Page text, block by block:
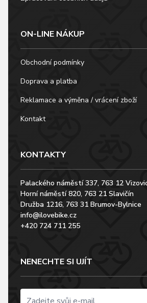
ON-LINE NÁKUP
Obchodní podmínky
Doprava a platba
Reklamace a výměna / vrácení zboží
Kontakt
KONTAKTY
Palackého náměstí 337, 763 12
Horní náměstí 820, 763 21 Slavičín
Družba 1216, 763 31 Brumov-Bylnice
info@ilovebike.cz
+420 724 711 255
NENECHTE SI UJÍT